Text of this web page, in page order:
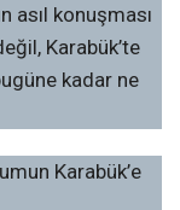
asıl konuşması
Karabük’te
kadar ne
Karabük’e